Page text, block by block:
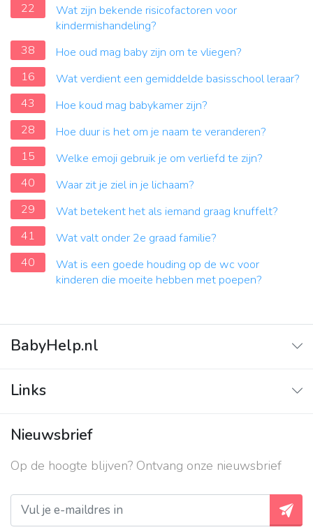
22
Wat zijn bekende risicofactoren voor
kindermishandeling?
38
Hoe oud mag baby zijn om te vliegen?
16
Wat verdient een gemiddelde basisschool leraar?
43
Hoe koud mag babykamer zijn?
28
Hoe duur is het om je naam te veranderen?
15
Welke emoji gebruik je om verliefd te zijn?
40
Waar zit je ziel in je lichaam?
29
Wat betekent het als iemand graag knuffelt?
41
Wat valt onder 2e graad familie?
40
Wat is een goede houding op de wc voor
kinderen die moeite hebben met poepen?
BabyHelp.nl
Vraag & Antwoord
Links
Contact
Over ons
Privacy beleid
Nieuwsbrief
Op de hoogte blijven? Ontvang onze nieuwsbrief